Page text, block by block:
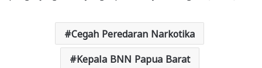
Cegah Peredaran Narkotika
Kepala BNN Papua Barat